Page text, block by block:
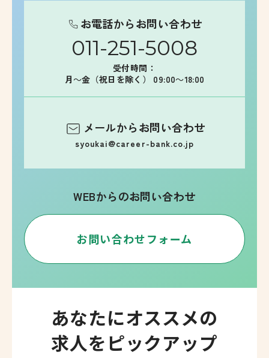
お電話からお問い合わせ
011-251-5008
受付時間：
月～金（祝日を除く） 09:00～18:00
メールからお問い合わせ
syoukai@career-bank.co.jp
WEBからのお問い合わせ
お問い合わせフォーム
あなたにオススメの
求人をピックアップ